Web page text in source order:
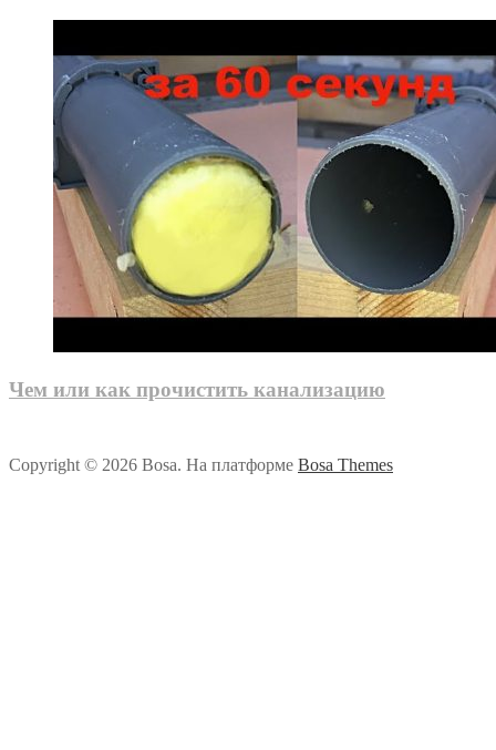
Чем или как прочистить канализацию
Copyright © 2026 Bosa. На платформе Bosa Themes